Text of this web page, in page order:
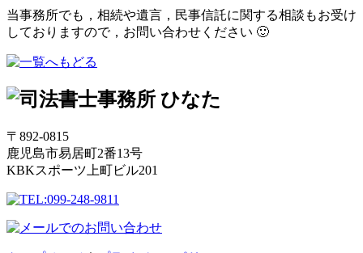
当事務所でも，相続や遺言，民事信託に関する相談もお受け
しておりますので，お問い合わせください 🙂
〒892-0815
鹿児島市易居町2番13号
KBKスポーツ上町ビル201